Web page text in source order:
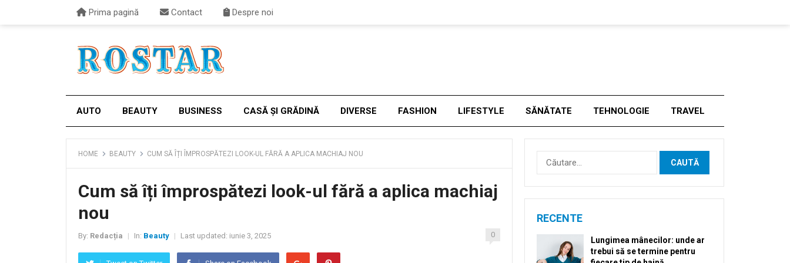
Prima pagină Contact Despre noi
AUTO BEAUTY BUSINESS CASĂ ȘI GRĂDINĂ DIVERSE FASHION LIFESTYLE SĂNĂTATE TEHNOLOGIE TRAVEL
HOME BEAUTY CUM SĂ ÎȚI ÎMPROSPĂTEZI LOOK-UL FĂRĂ A APLICA MACHIAJ NOU
Cum să îți împrospătezi look-ul fără a aplica machiaj
nou
By: Redacția In: Beauty Last updated: iunie 3, 2025 0
Caută
după:
RECENTE
Lungimea mânecilor: unde ar
trebui să se termine pentru